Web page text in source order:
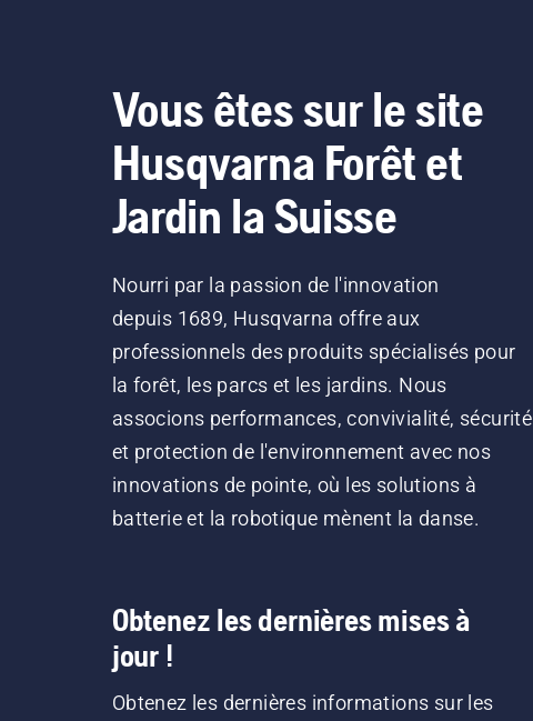
Vous êtes sur le site
Husqvarna Forêt et
Jardin la Suisse
Nourri par la passion de l'innovation
depuis 1689, Husqvarna offre aux
professionnels des produits spécialisés pour
la forêt, les parcs et les jardins. Nous
associons performances, convivialité, sécurité
et protection de l'environnement avec nos
innovations de pointe, où les solutions à
batterie et la robotique mènent la danse.
Obtenez les dernières mises à
jour !
Obtenez les dernières informations sur les